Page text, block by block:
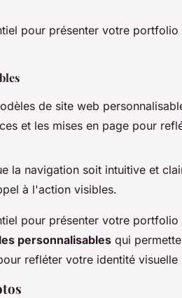
pour présenter votre
de site web
et les mises en page pour
la navigation soit intuitive et
à l'action visibles.
pour présenter votre
personnalisables qui
refléter votre identité visuelle